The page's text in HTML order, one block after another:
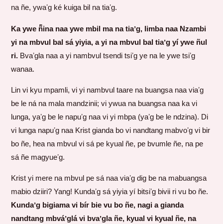
na ñe, ywaʼg ké kuiga bil na tiaʼg.
Ka ywe ñ̃̃ina naa ywe mbil ma na tiaʼg, limba naa Nzambi
yi na mbvul bal sá yiyia, a yi na mbvul bal tiaʼg yí ywe ñul
ri. Bvaʼgla naa a yi nambvul tsendi tsiʼg ye na le ywe tsiʼg
wanaa.
Lin vi kyu mpamli, vi yi nambvul taare na buangsa naa viaʼg
be le ná na mala mandzinii; vi ywua na buangsa naa ka vi
lunga, yaʼg be le napuʼg naa vi yi mbpa (yaʼg be le ndzina). Di
vi lunga napuʼg naa Krist gianda bo vi nandtang mabvoʼg vi bir
bo ñe, hea na mbvul vi sá pe kyual ñe, pe bvumle ñe, na pe
sá ñe magyueʼg.
Krist yi mere na mbvul pe sá naa viaʼg dig be na mabuangsa
mabio dziiri? Yang! Kundaʼg sá yiyia yí bitsiʼg bivii ri vu bo ñe.
Kundaʼg bigiama vi bír bie vu bo ñe, nagi a gianda
nandtang mbváʼglá vi bvaʼgla ñe, kyual vi kyual ñe, na